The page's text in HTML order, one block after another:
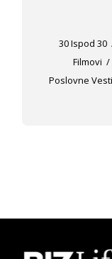
30 Ispod 30
Filmovi
Poslovne Vesti